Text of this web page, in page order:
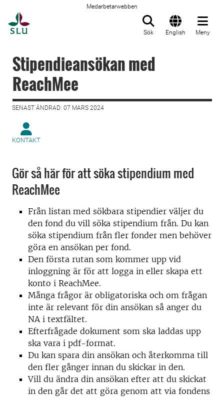
Medarbetarwebben
Sök English Meny
Stipendieansökan med
ReachMee
SENAST ÄNDRAD: 07 MARS 2024
KONTAKT
Gör så här för att söka stipendium med
ReachMee
Från listan med sökbara stipendier väljer du
den fond du vill söka stipendium från. Du kan
söka stipendium från fler fonder men behöver
göra en ansökan per fond.
Den första rutan som kommer upp vid
inloggning är för att logga in eller skapa ett
konto i ReachMee.
Många frågor är obligatoriska och om frågan
inte är relevant för din ansökan så anger du
NA i textfältet.
Efterfrågade dokument som ska laddas upp
ska vara i pdf-format.
Du kan spara din ansökan och återkomma till
den fler gånger innan du skickar in den.
Vill du ändra din ansökan efter att du skickat
in den går det att göra genom att via fondens